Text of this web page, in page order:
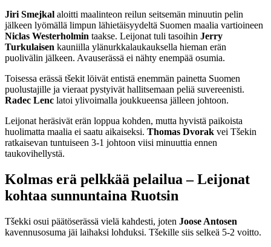
Jiri Smejkal aloitti maalinteon reilun seitsemän minuutin pelin
jälkeen lyömällä limpun lähietäisyydeltä Suomen maalia vartioineen
Niclas Westerholmin taakse. Leijonat tuli tasoihin Jerry
Turkulaisen kauniilla ylänurkkalaukauksella hieman erän
puolivälin jälkeen. Avauserässä ei nähty enempää osumia.
Toisessa erässä tšekit löivät entistä enemmän painetta Suomen
puolustajille ja vieraat pystyivät hallitsemaan peliä suvereenisti.
Radec Lenc latoi ylivoimalla joukkueensa jälleen johtoon.
Leijonat heräsivät erän loppua kohden, mutta hyvistä paikoista
huolimatta maalia ei saatu aikaiseksi. Thomas Dvorak vei Tšekin
ratkaisevan tuntuiseen 3-1 johtoon viisi minuuttia ennen
taukovihellystä.
Kolmas erä pelkkää pelailua – Leijonat
kohtaa sunnuntaina Ruotsin
Tšekki osui päätöserässä vielä kahdesti, joten Joose Antosen
kavennusosuma jäi laihaksi lohduksi. Tšekille siis selkeä 5-2 voitto.